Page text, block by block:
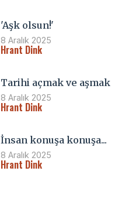
'Aşk olsun!'
8 Aralık 2025
Hrant Dink
Tarihi açmak ve aşmak
8 Aralık 2025
Hrant Dink
İnsan konuşa konuşa...
8 Aralık 2025
Hrant Dink